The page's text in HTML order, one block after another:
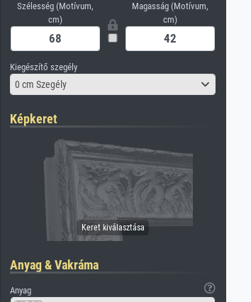
Szélesség (Motívum,
cm)
Magasság (Motívum,
cm)
Kiegészítő szegély
0 cm Szegély
Képkeret
Anyag & Vakráma
Anyag